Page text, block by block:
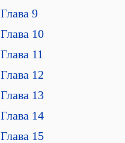
Глава 9
Глава 10
Глава 11
Глава 12
Глава 13
Глава 14
Глава 15